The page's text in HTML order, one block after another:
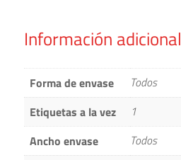
Información adicional
Forma de envase
Todos
Etiquetas a la vez
1
Ancho envase
Todos